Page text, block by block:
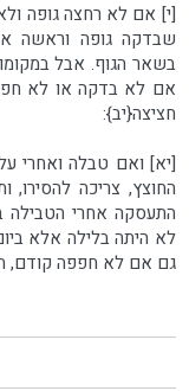
[י] אם לא רחצה גופה
שבדקה גופה וראשה
בשאר הגוף. אבל
אם לא בדקה או לא
חציצה{יב}:
[יא] ואם טבלה ואחרי
החוצץ, צריכה להסירו,
התעסקה אחרי הטבילה
לא היתה בלילה אלא
גם אם לא חפפה קודם,